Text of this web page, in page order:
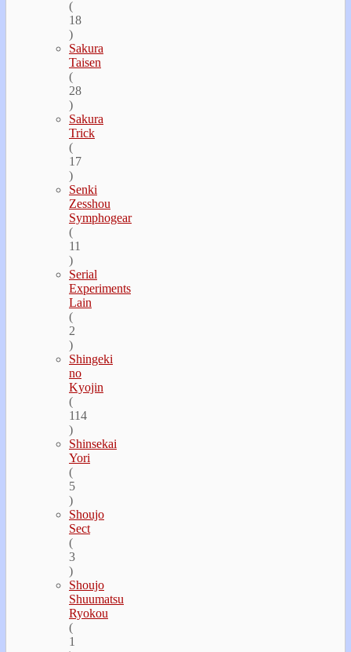
(
18
)
Sakura
Taisen
(
28
)
Sakura
Trick
(
17
)
Senki
Zesshou
Symphogear
(
11
)
Serial
Experiments
Lain
(
2
)
Shingeki
no
Kyojin
(
114
)
Shinsekai
Yori
(
5
)
Shoujo
Sect
(
3
)
Shoujo
Shuumatsu
Ryokou
(
1